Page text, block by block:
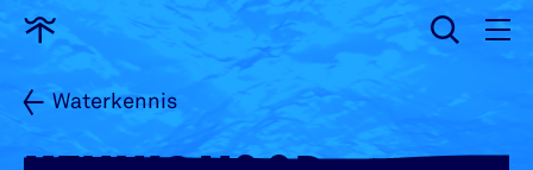
Ga
homeWaterkennis